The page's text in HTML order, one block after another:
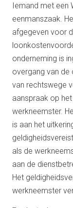
Iemand met een
eenmanszaak.
afgegeven voor
onderneming is
overgang van de
van rechtswege
aanspraak op
werkneemster.
is aan het
als de
aan de
Het
werkneemster